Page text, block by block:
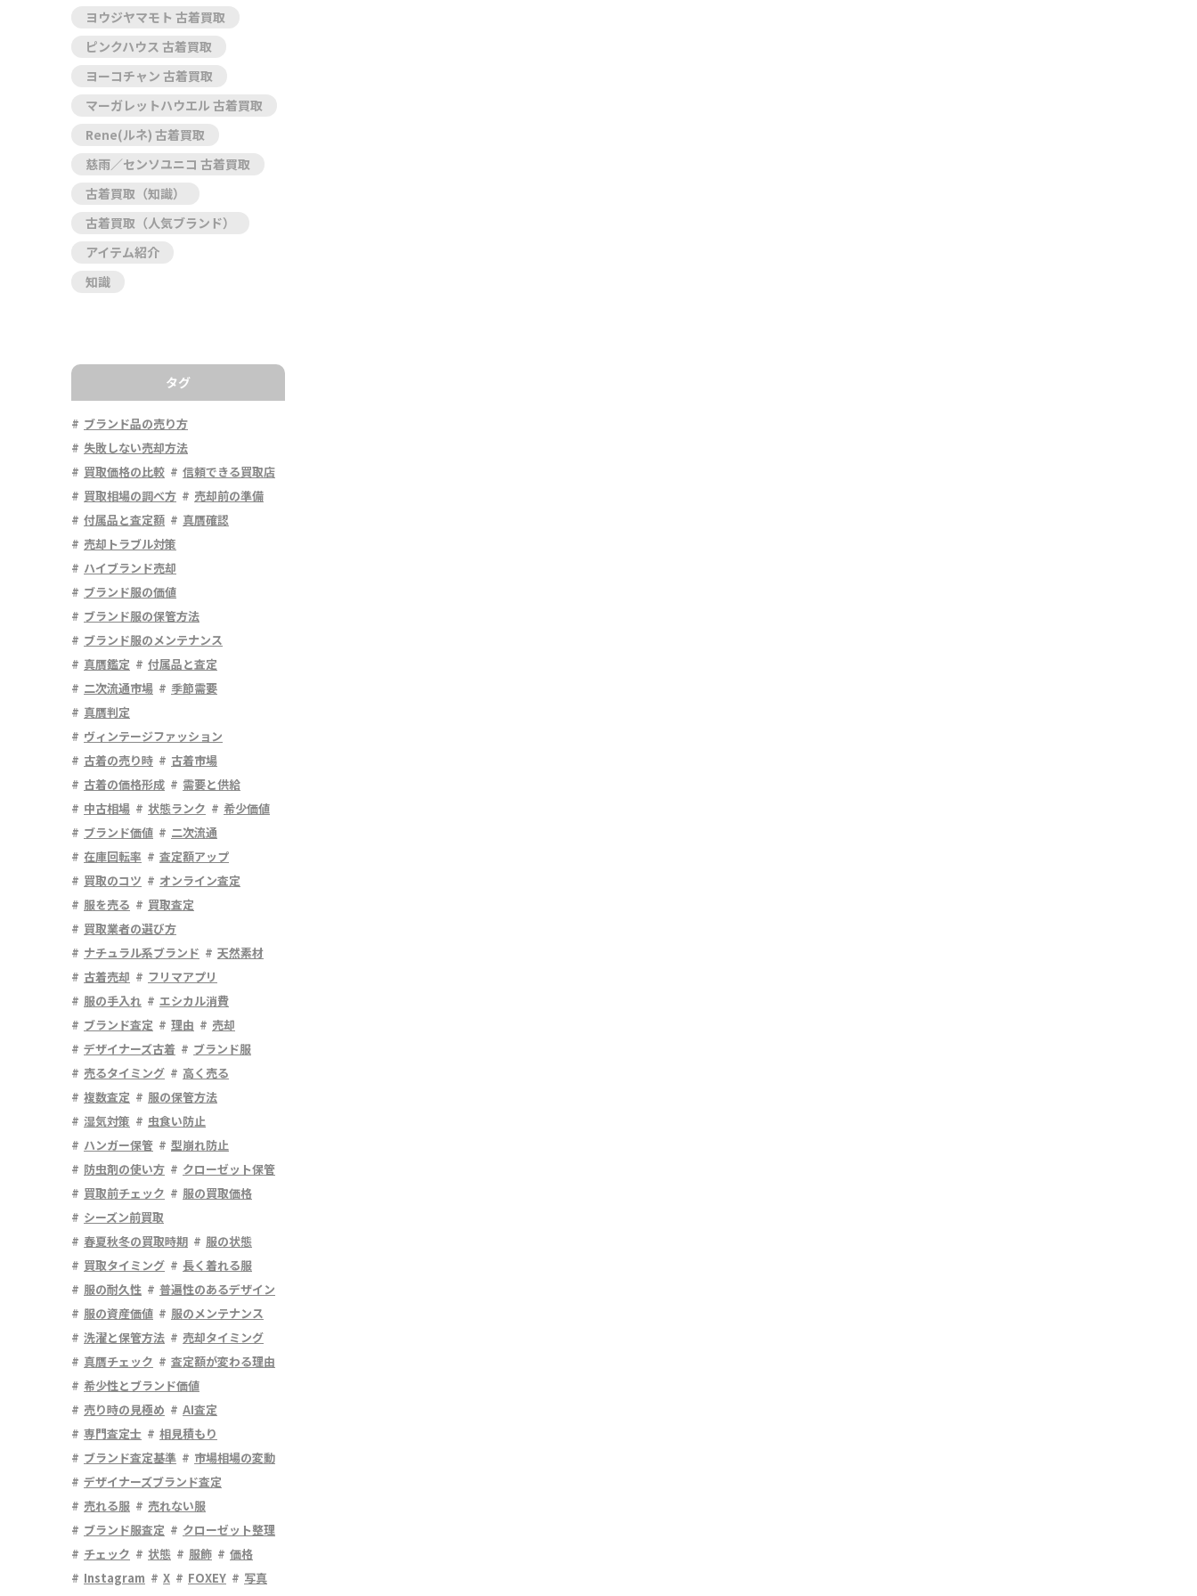
ヨウジヤマモト 古着買取
ピンクハウス 古着買取
ヨーコチャン 古着買取
マーガレットハウエル 古着買取
Rene(ルネ) 古着買取
慈雨／センソユニコ 古着買取
古着買取（知識）
古着買取（人気ブランド）
アイテム紹介
知識
タグ
ブランド品の売り方
失敗しない売却方法
買取価格の比較
信頼できる買取店
買取相場の調べ方
売却前の準備
付属品と査定額
真贋確認
売却トラブル対策
ハイブランド売却
ブランド服の価値
ブランド服の保管方法
ブランド服のメンテナンス
真贋鑑定
付属品と査定
二次流通市場
季節需要
真贋判定
ヴィンテージファッション
古着の売り時
古着市場
古着の価格形成
需要と供給
中古相場
状態ランク
希少価値
ブランド価値
二次流通
在庫回転率
査定額アップ
買取のコツ
オンライン査定
服を売る
買取査定
買取業者の選び方
ナチュラル系ブランド
天然素材
古着売却
フリマアプリ
服の手入れ
エシカル消費
ブランド査定
理由
売却
デザイナーズ古着
ブランド服
売るタイミング
高く売る
複数査定
服の保管方法
湿気対策
虫食い防止
ハンガー保管
型崩れ防止
防虫剤の使い方
クローゼット保管
買取前チェック
服の買取価格
シーズン前買取
春夏秋冬の買取時期
服の状態
買取タイミング
長く着れる服
服の耐久性
普遍性のあるデザイン
服の資産価値
服のメンテナンス
洗濯と保管方法
売却タイミング
真贋チェック
査定額が変わる理由
希少性とブランド価値
売り時の見極め
AI査定
専門査定士
相見積もり
ブランド査定基準
市場相場の変動
デザイナーズブランド査定
売れる服
売れない服
ブランド服査定
クローゼット整理
チェック
状態 服飾
価格
Instagram
X FOXEY
写真